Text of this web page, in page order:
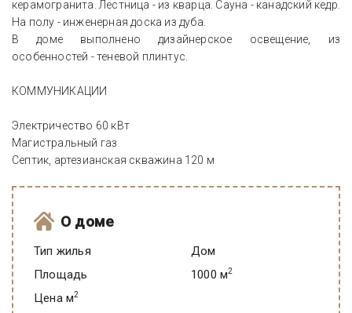
керамогранита. Лестница - из кварца. Сауна - канадский кедр.
На полу - инженерная доска из дуба.
В доме выполнено дизайнерское освещение, из
особенностей - теневой плинтус.
КОММУНИКАЦИИ
Электричество 60 кВт
Магистральный газ
Септик, артезианская скважина 120 м
О доме
Тип жилья
Дом
Площадь
1000 м2
Цена м2